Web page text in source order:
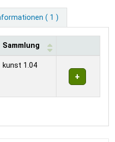
( 1 )
Sammlung
kunst 1.04